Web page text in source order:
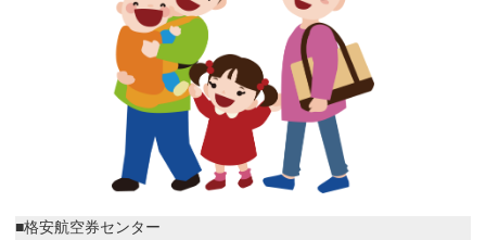
■格安航空券センター